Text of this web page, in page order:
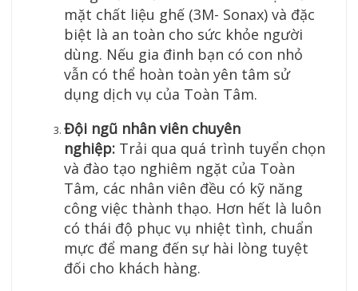
mặt chất liệu ghế (3M- Sonax) và đặc
biệt là an toàn cho sức khỏe người
dùng. Nếu gia đinh bạn có con nhỏ
vẫn có thể hoàn toàn yên tâm sử
dụng dịch vụ của Toàn Tâm.
Đội ngũ nhân viên chuyên
nghiệp: Trải qua quá trình tuyển chọn
và đào tạo nghiêm ngặt của Toàn
Tâm, các nhân viên đều có kỹ năng
công việc thành thạo. Hơn hết là luôn
có thái độ phục vụ nhiệt tình, chuẩn
mực để mang đến sự hài lòng tuyệt
đối cho khách hàng.